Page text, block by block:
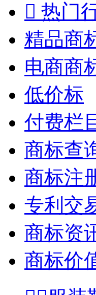
 热门
精品商
电商商
低价标
付费栏
商标查
商标注
专利交
商标资
商标价